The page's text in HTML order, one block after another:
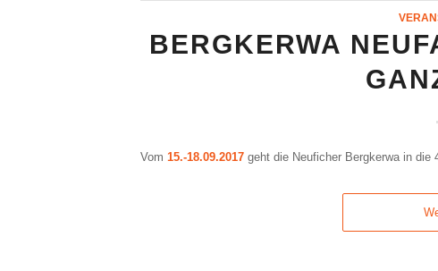
BERGKERWA
Vom 15.-18.09.2017 geht die Neuficher Bergkerwa in die